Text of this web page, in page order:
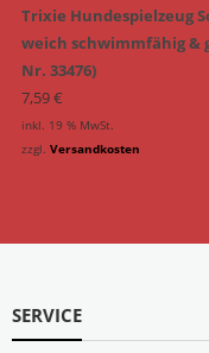
Trixie Hundespielzeug
weich schwimmfähig &
Nr. 33476)
7,59€
inkl. 19 % MwSt.
zzgl. Versandkosten
SERVICE